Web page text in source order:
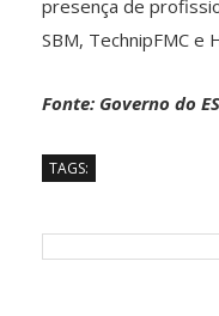
presença de
SBM, TechnipFMC e
Fonte: Governo do ES
TAGS: